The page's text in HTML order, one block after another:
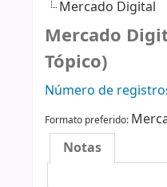
Mercado Digital
Mercado
Tópico)
Número de
Formato preferido:
Notas